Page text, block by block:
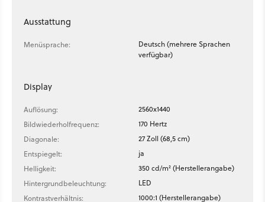
Ausstattung
Menüsprache:
Deutsch (mehrere Sprachen
verfügbar)
Display
Auflösung:
2560x1440
Bildwiederholfrequenz:
170 Hertz
Diagonale:
27 Zoll (68,5 cm)
Entspiegelt:
ja
Helligkeit:
350 cd/m² (Herstellerangabe)
Hintergrundbeleuchtung:
LED
Kontrastverhältnis:
1000:1 (Herstellerangabe)